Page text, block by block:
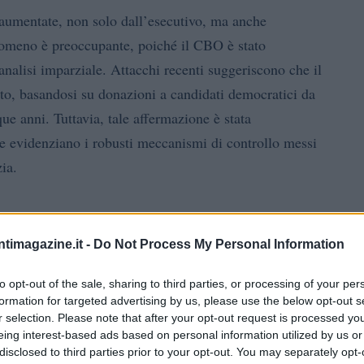
- Do Not Process My Personal Information
opt-out of the sale, sharing to third parties, or processing of your
for targeted advertising by us, please use the below opt-out
selection. Please note that after your opt-out request is processed
interest-based ads based on personal information utilized by us
to third parties prior to your opt-out. You may separately
non solo dall’esecutivo, ma anche
è preoccupante, poiché il CBO è stato
imparziale. Attacchi recenti suggeriscono che il
basandosi su donazioni a candidati democratici da
anni. Tuttavia, tale affermazione è stata
evidenziano i robusti meccanismi di controllo messi
“non partigiano” e “bipartisan”. Essere non
considerazioni politiche di influenzare il proprio
tra diversi partiti politici. Suggerire che il
delle politiche di un particolare partito è un insulto a
garantire analisi accurate e obiettive.